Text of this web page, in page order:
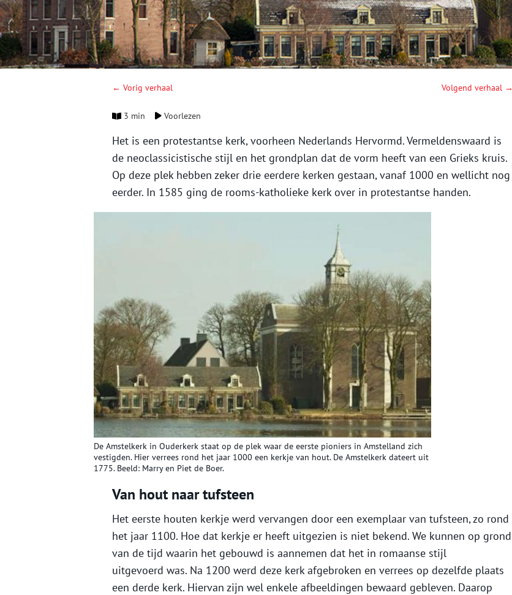
← Vorig verhaal Volgend verhaal →
3 min Voorlezen
Het is een protestantse kerk, voorheen Nederlands Hervormd. Vermeldenswaard is
de neoclassicistische stijl en het grondplan dat de vorm heeft van een Grieks kruis.
Op deze plek hebben zeker drie eerdere kerken gestaan, vanaf 1000 en wellicht nog
eerder. In 1585 ging de rooms-katholieke kerk over in protestantse handen.
De Amstelkerk in Ouderkerk staat op de plek waar de eerste pioniers in Amstelland zich
vestigden. Hier verrees rond het jaar 1000 een kerkje van hout. De Amstelkerk dateert uit
1775. Beeld: Marry en Piet de Boer.
Van hout naar tufsteen
Het eerste houten kerkje werd vervangen door een exemplaar van tufsteen, zo rond
het jaar 1100. Hoe dat kerkje er heeft uitgezien is niet bekend. We kunnen op grond
van de tijd waarin het gebouwd is aannemen dat het in romaanse stijl
uitgevoerd was. Na 1200 werd deze kerk afgebroken en verrees op dezelfde plaats
een derde kerk. Hiervan zijn wel enkele afbeeldingen bewaard gebleven. Daarop